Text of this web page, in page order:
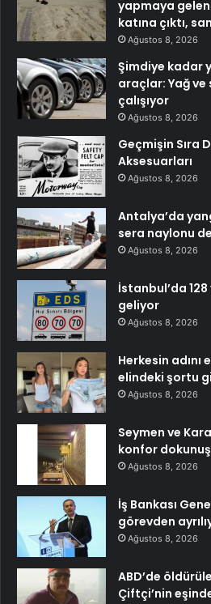
yapmaya
katına çıktı,
Ağustos 8, 2026
Şimdiye kadar
araçlar: Yağ
çalışıyor
Ağustos 8, 2026
Geçmişin Sıra
Aksesuarları
Ağustos 8, 2026
Antalya’da
sera naylonu
Ağustos 8, 2026
İstanbul’da
geliyor
Ağustos 8, 2026
Herkesin
elindeki şortu
Ağustos 8, 2026
Seymen ve
konfor
Ağustos 8, 2026
İş Bankası
görevden
Ağustos 8, 2026
ABD’de
Çiftçi’nin